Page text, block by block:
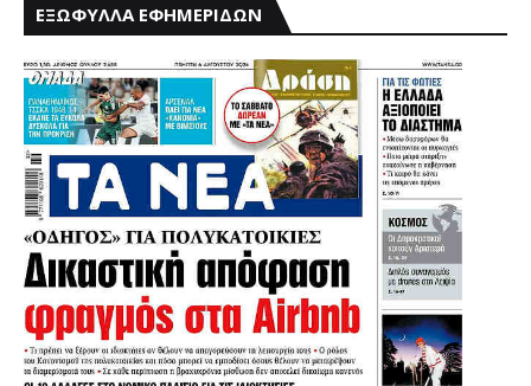
ΕΞΩΦΥΛΛΑ ΕΦΗΜΕΡΙΔΩΝ